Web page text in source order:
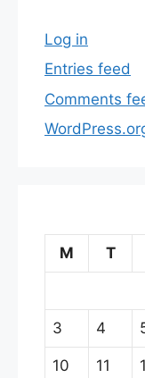
Log in
Entries feed
Comments
M
T
3 4
10 11